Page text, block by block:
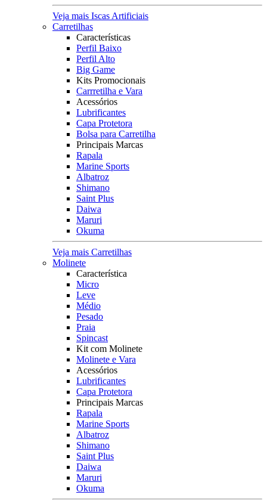
Veja mais Iscas Artificiais
Carretilhas
Características
Perfil Baixo
Perfil Alto
Big Game
Kits Promocionais
Carrretilha e Vara
Acessórios
Lubrificantes
Capa Protetora
Bolsa para Carretilha
Principais Marcas
Rapala
Marine Sports
Albatroz
Shimano
Saint Plus
Daiwa
Maruri
Okuma
Veja mais Carretilhas
Molinete
Característica
Micro
Leve
Médio
Pesado
Praia
Spincast
Kit com Molinete
Molinete e Vara
Acessórios
Lubrificantes
Capa Protetora
Principais Marcas
Rapala
Marine Sports
Albatroz
Shimano
Saint Plus
Daiwa
Maruri
Okuma